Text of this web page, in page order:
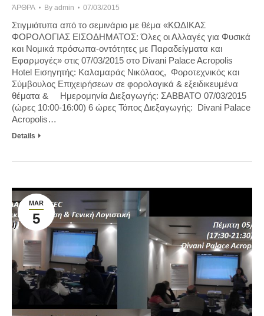
ΆΡΘΡΑ By admin 07/03/2015
Στιγμιότυπα από το σεμινάριο με θέμα «ΚΩΔΙΚΑΣ
ΦΟΡΟΛΟΓΙΑΣ ΕΙΣΟΔΗΜΑΤΟΣ: Όλες οι Αλλαγές για Φυσικά
και Νομικά πρόσωπα-οντότητες με Παραδείγματα και
Εφαρμογές» στις 07/03/2015 στο Divani Palace Acropolis
Hotel Εισηγητής: Καλαμαράς Νικόλαος, Φοροτεχνικός και
Σύμβουλος Επιχειρήσεων σε φορολογικά & εξειδικευμένα
θέματα & Ημερομηνία Διεξαγωγής: ΣΑΒΒΑΤΟ 07/03/2015
(ώρες 10:00-16:00) 6 ώρες Τόπος Διεξαγωγής: Divani Palace
Acropolis…
Details
MAR
5